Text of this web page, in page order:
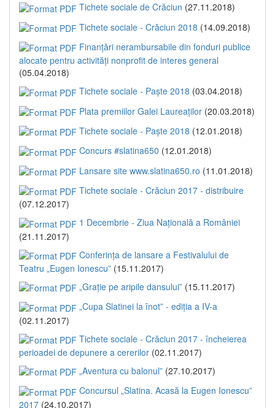
Tichete sociale de Crăciun (27.11.2018)
Tichete sociale - Crăciun 2018 (14.09.2018)
Finanțări nerambursabile din fonduri publice
alocate pentru activități nonprofit de interes general
(05.04.2018)
Tichete sociale - Paște 2018 (03.04.2018)
Plata premiilor Galei Laureaților (20.03.2018)
Tichete sociale - Paște 2018 (12.01.2018)
Concurs #slatina650 (12.01.2018)
Lansare site www.slatina650.ro (11.01.2018)
Tichete sociale - Crăciun 2017 - distribuire
(07.12.2017)
1 Decembrie - Ziua Națională a României
(21.11.2017)
Conferința de lansare a Festivalului de
Teatru „Eugen Ionescu” (15.11.2017)
„Grație pe aripile dansului” (15.11.2017)
„Cupa Slatinei la înot” - ediția a IV-a
(02.11.2017)
Tichete sociale - Crăciun 2017 - încheierea
perioadei de depunere a cererilor (02.11.2017)
„Aventura cu balonul” (27.10.2017)
Concursul „Slatina. Acasă la Eugen Ionescu”
2017 (24.10.2017)